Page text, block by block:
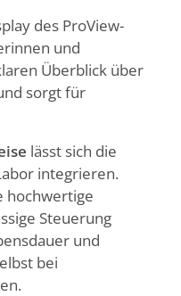
des ProView-
und
Überblick über
sorgt für
lässt sich die
integrieren.
hochwertige
Steuerung
und
bei